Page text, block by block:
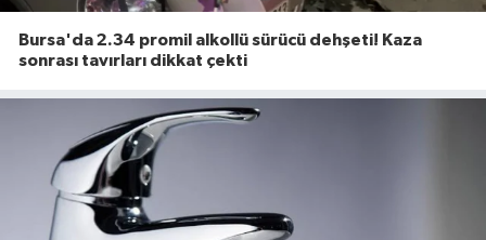
Bursa'da 2.34 promil alkollü sürücü dehşeti! Kaza
sonrası tavırları dikkat çekti